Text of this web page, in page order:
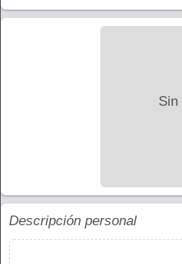
Sin
Descripción personal